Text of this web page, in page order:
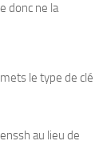
donc ne la
le type de clé
au lieu de